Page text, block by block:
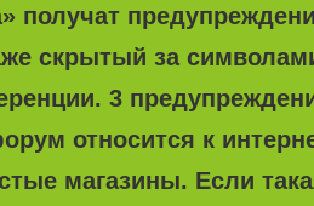
получат
скрытый за
3
относится к
магазины. Если